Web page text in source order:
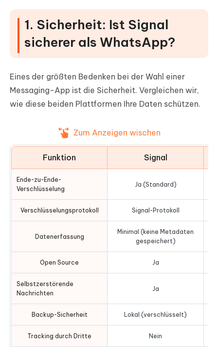
1. Sicherheit: Ist Signal
sicherer als WhatsApp?
Eines der größten Bedenken bei der Wahl einer
Messaging-App ist die Sicherheit. Vergleichen wir,
wie diese beiden Plattformen Ihre Daten schützen.
Zum Anzeigen wischen
Funktion Signal
Ende-zu-Ende-
Verschlüsselung
Ja (Standard)
Verschlüsselungsprotokoll Signal-Protokoll
Datenerfassung
Minimal (keine Metadaten
gespeichert)
Open Source Ja
Selbstzerstörende
Nachrichten
Ja
Backup-Sicherheit Lokal (verschlüsselt)
Tracking durch Dritte Nein